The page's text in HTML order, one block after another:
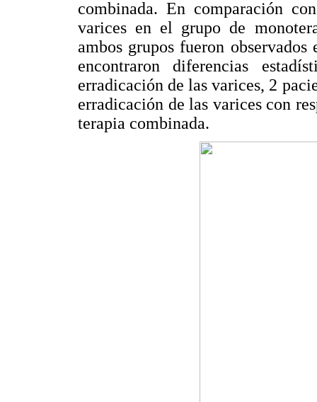
combinada. En comparación
varices en el grupo de
ambos grupos fueron
encontraron diferencias
erradicación de las varices, 2
erradicación de las varices con
terapia combinada.